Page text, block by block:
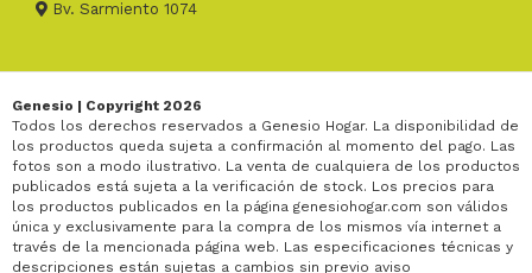
Bv. Sarmiento 1074
Genesio | Copyright 2026
Todos los derechos reservados a Genesio Hogar. La disponibilidad de
los productos queda sujeta a confirmación al momento del pago. Las
fotos son a modo ilustrativo. La venta de cualquiera de los productos
publicados está sujeta a la verificación de stock. Los precios para
los productos publicados en la página genesiohogar.com son válidos
única y exclusivamente para la compra de los mismos vía internet a
través de la mencionada página web. Las especificaciones técnicas y
descripciones están sujetas a cambios sin previo aviso